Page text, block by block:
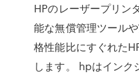
HPのレーザープリン
能な無償管理ツール
格性能比にすぐれた
します。 hpはインク